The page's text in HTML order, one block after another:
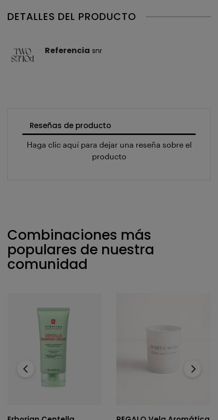
DETALLES DEL PRODUCTO
Referencia snr
Reseñas de producto
Haga clic aquí para dejar una reseña sobre el
producto
Combinaciones más
populares de nuestra
comunidad
‹ ›